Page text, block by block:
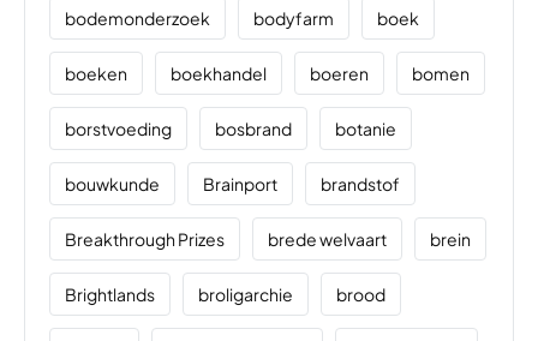
bodemonderzoek bodyfarm boek
boeken boekhandel boeren bomen
borstvoeding bosbrand botanie
bouwkunde Brainport brandstof
Breakthrough Prizes brede welvaart brein
Brightlands broligarchie brood